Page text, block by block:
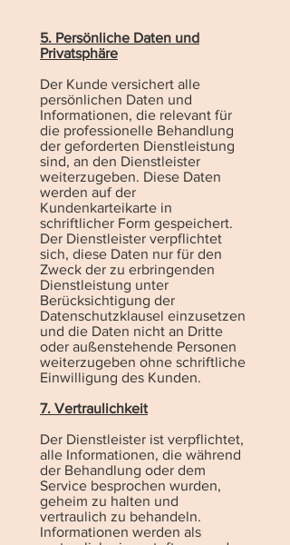
5. Persönliche Daten und
Privatsphäre
Der Kunde versichert alle
persönlichen Daten und
Informationen, die relevant für
die professionelle Behandlung
der geforderten Dienstleistung
sind, an den Dienstleister
weiterzugeben. Diese Daten
werden auf der
Kundenkarteikarte in
schriftlicher Form gespeichert.
Der Dienstleister verpflichtet
sich, diese Daten nur für den
Zweck der zu erbringenden
Dienstleistung unter
Berücksichtigung der
Datenschutzklausel einzusetzen
und die Daten nicht an Dritte
oder außenstehende Personen
weiterzugeben ohne schriftliche
Einwilligung des Kunden.
7. Vertraulichkeit
Der Dienstleister ist verpflichtet,
alle Informationen, die während
der Behandlung oder dem
Service besprochen wurden,
geheim zu halten und
vertraulich zu behandeln.
Informationen werden als